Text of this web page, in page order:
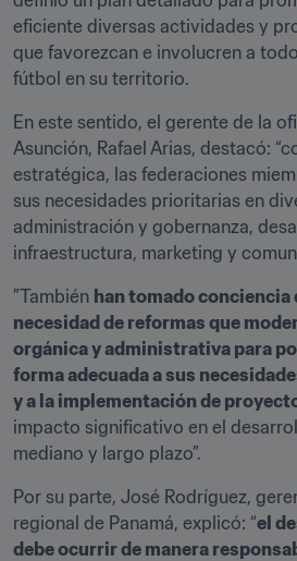
eficiente diversas actividades y
que favorezcan e involucren a
fútbol en su territorio.
En este sentido, el gerente de la
Asunción, Rafael Arias, destacó:
estratégica, las federaciones
sus necesidades prioritarias en
administración y gobernanza,
infraestructura, marketing y
”También han tomado conciencia
necesidad de reformas que
orgánica y administrativa para
forma adecuada a sus
y a la implementación de
impacto significativo en el
mediano y largo plazo”.
Por su parte, José Rodríguez,
regional de Panamá, explicó: “el
debe ocurrir de manera